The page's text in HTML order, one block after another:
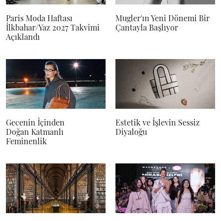
Paris Moda Haftası
İlkbahar/Yaz 2027 Takvimi
Açıklandı
Mugler'ın Yeni Dönemi Bir
Çantayla Başlıyor
Gecenin İçinden
Doğan Katmanlı
Feminenlik
Estetik ve İşlevin Sessiz
Diyaloğu